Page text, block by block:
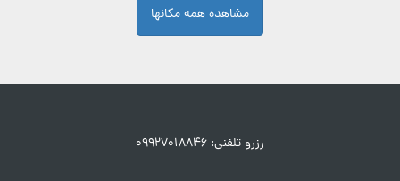
مشاهده همه مکانها
رزرو تلفنی: ۰۹۹۲۷۰۱۸۸۴۶